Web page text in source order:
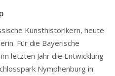
Kunsthistorikern, heute
Für die Bayerische
letzten Jahr die Entwicklung
Nymphenburg in